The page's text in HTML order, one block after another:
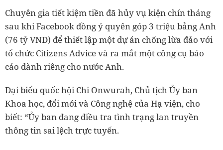
Chuyên gia tiết kiệm tiền đã hủy vụ kiện chín tháng
sau khi Facebook đồng ý quyên góp 3 triệu bảng Anh
(76 tỷ VND) để thiết lập một dự án chống lừa đảo với
tổ chức Citizens Advice và ra mắt một công cụ báo
cáo dành riêng cho nước Anh.
Đại biểu quốc hội Chi Onwurah, Chủ tịch Ủy ban
Khoa học, đổi mới và Công nghệ của Hạ viện, cho
biết: “Ủy ban đang điều tra tình trạng lan truyền
thông tin sai lệch trực tuyến.